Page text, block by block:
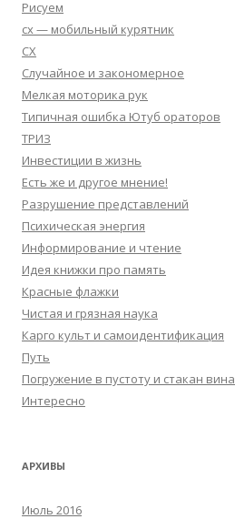
Рисуем
сх — мобильный курятник
СХ
Случайное и закономерное
Мелкая моторика рук
Типичная ошибка Ютуб ораторов
ТРИЗ
Инвестиции в жизнь
Есть же и другое мнение!
Разрушение представлений
Психическая энергия
Информирование и чтение
Идея книжки про память
Красные флажки
Чистая и грязная наука
Карго культ и самоидентификация
Путь
Погружение в пустоту и стакан вина
Интересно
АРХИВЫ
Июль 2016